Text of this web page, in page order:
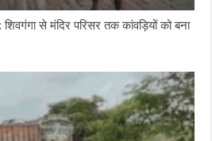
से मंदिर परिसर तक कांवड़ियों को बना